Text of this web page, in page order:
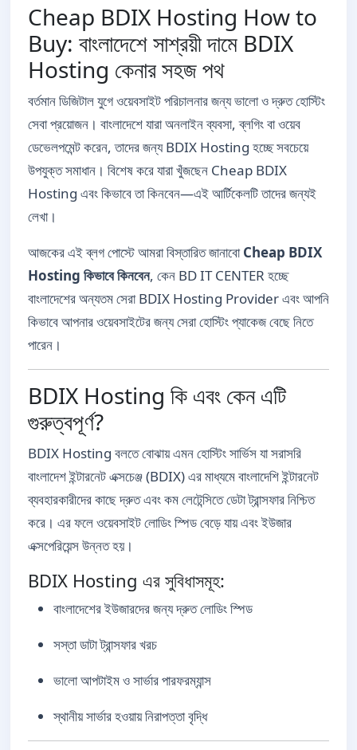
Cheap BDIX Hosting How to
Buy: বাংলাদেশে সাশ্রয়ী দামে BDIX
Hosting কেনার সহজ পথ
বর্তমান ডিজিটাল যুগে ওয়েবসাইট পরিচালনার জন্য ভালো ও দ্রুত হোস্টিং
সেবা প্রয়োজন। বাংলাদেশে যারা অনলাইন ব্যবসা, ব্লগিং বা ওয়েব
ডেভেলপমেন্ট করেন, তাদের জন্য BDIX Hosting হচ্ছে সবচেয়ে
উপযুক্ত সমাধান। বিশেষ করে যারা খুঁজছেন Cheap BDIX
Hosting এবং কিভাবে তা কিনবেন—এই আর্টিকেলটি তাদের জন্যই
লেখা।
আজকের এই ব্লগ পোস্টে আমরা বিস্তারিত জানাবোCheap BDIX
Hosting কিভাবে কিনবেন, কেন BD IT CENTER হচ্ছে
বাংলাদেশের অন্যতম সেরা BDIX Hosting Provider এবং আপনি
কিভাবে আপনার ওয়েবসাইটের জন্য সেরা হোস্টিং প্যাকেজ বেছে নিতে
পারেন।
BDIX Hosting কি এবং কেন এটি
গুরুত্বপূর্ণ?
BDIX Hosting বলতে বোঝায় এমন হোস্টিং সার্ভিস যা সরাসরি
বাংলাদেশ ইন্টারনেট এক্সচেঞ্জ (BDIX) এর মাধ্যমে বাংলাদেশি ইন্টারনেট
ব্যবহারকারীদের কাছে দ্রুত এবং কম লেটেন্সিতে ডেটা ট্রান্সফার নিশ্চিত
করে। এর ফলে ওয়েবসাইট লোডিং স্পিড বেড়ে যায় এবং ইউজার
এক্সপেরিয়েন্স উন্নত হয়।
BDIX Hosting এর সুবিধাসমূহ:
বাংলাদেশের ইউজারদের জন্য দ্রুত লোডিং স্পিড
সস্তা ডাটা ট্রান্সফার খরচ
ভালো আপটাইম ও সার্ভার পারফরম্যান্স
স্থানীয় সার্ভার হওয়ায় নিরাপত্তা বৃদ্ধি